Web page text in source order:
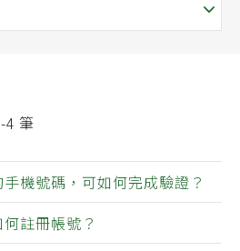
4 筆
機號碼，可如何完成驗證？
註冊帳號？